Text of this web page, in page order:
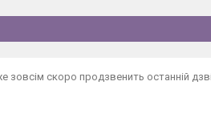
скоро продзвенить останній